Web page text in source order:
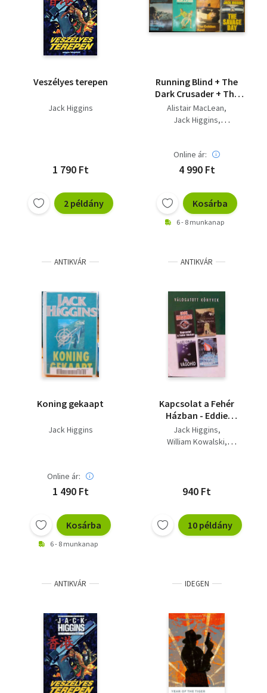
Veszélyes terepen
Jack Higgins
1 790 Ft
2 példány
Running Blind + The
Dark Crusader + The
Golden Keel + The
Savage Day (4 kötet)
Alistair MacLean
Jack Higgins
Online ár:
4 990 Ft
Kosárba
6 - 8 munkanap
ANTIKVÁR
Koning gekaapt
Jack Higgins
Online ár:
1 490 Ft
Kosárba
6 - 8 munkanap
ANTIKVÁR
Kapcsolat a Fehér
Házban - Eddie
fattyúja - Vágóhíd -
Hajsza a tavak vidékén
Jack Higgins
William Kowalski
940 Ft
10 példány
ANTIKVÁR IDEGEN